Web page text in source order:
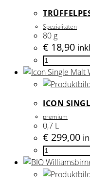
Spezialitäten
80 g
€ 18,90
Trüffelpesto
Schwarz
Menge
ICON
premium
0,7 L
€ 299,00
Icon
Single
Malt